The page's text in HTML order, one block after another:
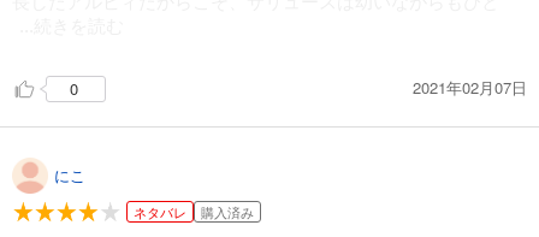
0 2021年02月07日
にこ
ネタバレ 購入済み